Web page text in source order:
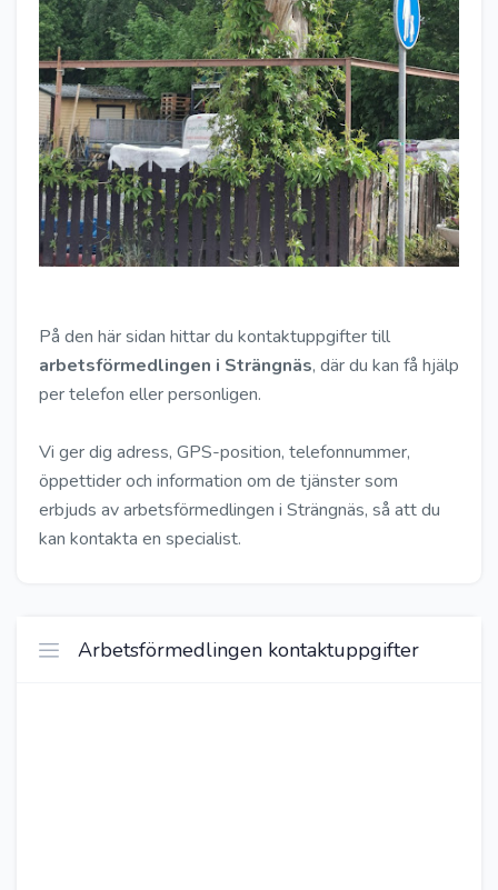
På den här sidan hittar du kontaktuppgifter till
arbetsförmedlingen i Strängnäs, där du kan få hjälp
per telefon eller personligen.
Vi ger dig adress, GPS-position, telefonnummer,
öppettider och information om de tjänster som
erbjuds av arbetsförmedlingen i Strängnäs, så att du
kan kontakta en specialist.
Arbetsförmedlingen kontaktuppgifter